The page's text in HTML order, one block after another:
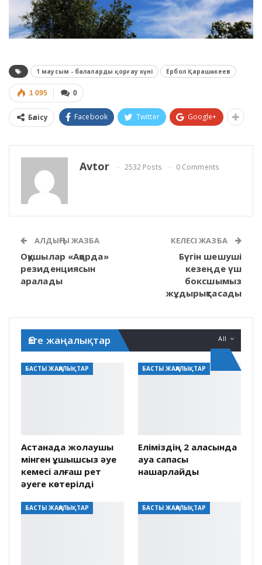
1 маусым - балаларды қорғау күні Ербол Қарашөкеев
0
1 095
Бөлісу Facebook Twitter Google+
Avtor 2532 Posts 0 Comments
АЛДЫҢҒЫ ЖАЗБА
Оқушылар «Ақорда»
резиденциясын
аралады
КЕЛЕСІ ЖАЗБА
Бүгін шешуші
кезеңде үш
боксшымыз
жұдырықтасады
All
Өзге жаңалықтар
БАСТЫ ЖАҢАЛЫҚТАР
Астанада жолаушы
мінген ұшқышсыз әуе
кемесі алғаш рет
әуеге көтерілді
БАСТЫ ЖАҢАЛЫҚТАР
Еліміздің 2 қаласында
ауа сапасы
нашарлайды
БАСТЫ ЖАҢАЛЫҚТАР БАСТЫ ЖАҢАЛЫҚТАР